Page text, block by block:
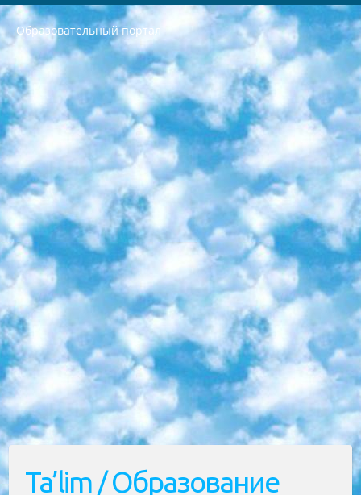
Образовательный портал
РЕСПУБЛИКА УЗБЕКИСТАН МИНИСТРЕРСТВО ДОШКОЛЬНОГО И ШКОЛЬНОГО ОБРАЗОВАНИЯ КОМАНДА в общеобразовательных учреждениях в 2023-2024 учебном году организация и проведение итоговой государственной аттестации обучающихся о Министра дошкольного и школьного образования Республики Узбекистан от 4 марта 2008 года (постановлением Минюста от 20 марта 2008 года № 1778 государственной регистрации) «Итоговое состояние учащихся общего среднего образования на основании положения об утверждении положения об аттестации общего среднего образования выпускной экзамен студентов в образовательных учреждениях в 2023-2024 учебном году В целях организации и прохождения аттестации приказываю: 1. Следующее: перечень предметов, по которым будет проводиться итоговая государственная аттестация и экзамен формы перевода согласно приложению 1; сертификаты международного образца, оценивающие уровень владения иностранными языками перечень согласно приложению 2; 2. Педагогический при специализированных образовательных учреждениях. научно-практический центр квалификации и международной оценки (Д.Давидова) 2024 г. До 25 марта: задания по предметам, по которым будет проводиться итоговая аттестация разработка и утверждение технических условий; итоговая аттестация на основании разработанного предметного задания разработка вопросов по предметам (устно и письменно), экзамен передача; общеобразовательные средние школы и специальные учебные заведения учащиеся выпускных классов школ и интернатов в агентской системе подготовка базы данных экзаменационных материалов и критериев оценки; перевод базы экзаменационных материалов на все языки обучения подать в Республиканский образовательный центр для изготовления; варианты экзаменов на основе разработанных контрольных материалов пусть будут поставлены задачи формирования. 3. Республиканский образовательный центр (Ш.Худайкулов) до 5 апреля 2024 года. до: база данных предоставленных экзаменационных материалов на все языки обучения перевод и экспертиза; для слепых, слабовидящих, глухих, слабослышащих и умственно отсталых детей учащиеся выпускных классов специализированных школ и школ-интернатов база данных экзаменационных материалов на всех преподаваемых языках подготовка критериев оценки; специализированные школы для умственно отсталых детей и технологии для учащихся выпускных классов школ-интернатов разработка соответствующих рекомендаций и критериев проведения ЕГЭ по естествознанию давать задания. 4. Педагогический при специализированных образовательных учреждениях. Научно-практический центр навыков и международной оценки (Д.Давидова), Республика образовательный центр (Худайкулов Ш.) итоговый государственный аттестационный экзамен ориентирован на творческое и логическое мышление при подготовке базы материалов учитывать введение заданий. 5. Следует отметить, что: сертификат государственного образца о знании общеобразовательного предмета и как минимум национальный уровень B1 по предметам на иностранных языках, указанным в Приложении 2. или международно признанный сертификат эквивалентного уровня студенты, изучающие определенный предмет, освобождаются от экзамена; по соответствующим предметам запланирована итоговая государственная аттестация за день до дня, путем жеребьевки Рабочей группой (в письменной форме по предметам, проводимым в форме) из числа сформированных вариантов выбрано 2 варианта; 2 выбранных варианта экзамена анонсированы на официальном сайте министерства и все выпускники по всей стране на основе этих вариантов проводит итоговую государственную аттестацию. 6. Государственное образование учащихся средних общеобразовательных учреждений. знания в соответствии с квалификационными требованиями, которые необходимо приобрести на основании стандартов итоговый (выпускной) контроль для 9 и 11 классов в целях тестирования Экзамены (далее – экзамены) состоят из предметов, перечисленных в приложении 1. будет сделано. 7. Экзамены пройдут с 26 мая по 15 июня 2024 г. (кроме науки физического воспитания). 8. Физическая для учащихся 9 классов общесредних образовательных учреждений. Экзамены по предмету «Образование, квалификация медицина» 1-6 мая 2024 года. сотрудники перевести под присмотр (с отклонениями в физическом или умственном развитии) специализированная школа для детей, школы-интернаты и со сколиозом школы-интернаты санаторного типа для больных детей исключены). 9. Он был слепым, слабовидящим и имел нарушения опорно-двигательного аппарата. экзамены в специализированных школах и интернатах для детей должны проводиться исходя из требований, предъявляемых к общеобразовательным учреждениям (физкультура кроме науки). 10. Специализированная школа для глухих и слабослышащих детей. и экзамены в интернатах и быть реализован в виде письменного теста по математике. 11. Специальность для умственно отсталых детей. Для 9 класса Родной язык и литературное письмо Государственный язык (язык обучения – узбекский). для неклассов) написано Математическое письмо Письменная/устная история Узбекистана Физическое воспитание практично Итоговый контроль Для 11 класса Написание родного языка и литературы (эссе) Математическое письмо Узбекский язык (обучение на узбекском языке) не посещающее общее среднее образование для учреждений)/Образовательное учреждение выбор письменный и устный Иностранный язык письменный/устный Письменная/устная история Узбекистана *По выбору студента:  Химия  Физика  Основы государственного права  География 10 бесплатных образовательных ресурсов - Мы составили подборку онлайн-проектов с интерактивными упражнениями, видеолекциями и статьями. Они помогут вам обрести новые и освежить старые знания бесплатно. 1. «ИНТУИТ» Старейшая образовательная площадка Рунета. Здесь вы найдёте сотни текстовых и видеокурсов на десятки различных тем — от программирования до психологии. Многие курсы подготовлены российскими университетами и крупными международными компаниями вроде Intel и Microsoft. Самостоятельное обучение бесплатное, но желающие могут оплатить услуги персональных наставников. 2. «Смартия» знакомит с актуальными профессиями и подсказывает, как им обучаться. Выбрав заинтересовавшую вас специальность — SMM-специалист, фотограф, веб-дизайнер или другую, — увидите список необходимых для неё умений. Чтобы вы могли освоить их самостоятельно, для каждого умения площадка отображает подборку ссылок на учебные материалы. Хотя «Смартия» ориентируется на русскоязычную аудиторию, часть контента всё же доступна только на английском. 3. «Лекторий Физтеха» Проект Московского физико-технического института (Физтеха). С его помощью вы можете смотреть онлайн серии лекций, записанные на видео в этом вузе. В числе доступных предметов — физика, биология, химия, информационные технологии и другие. К некоторым лекциям администрация ресурса прилагает готовые конспекты, которые можно скачивать в PDF-формате. 4. ITMOcourses Онлайн-площадка Санкт-Петербургского национального исследовательского университета информационных технологий, механики и оптики (ИТМО). Ресурс предоставляет свободный доступ к курсам, разработанным в этом вузе. Каталог материалов разбит на четыре категории: «Оптические системы и технологии», «Приборостроение и робототехника», «Информационные технологии» и «Биотехнологии». Курсы состоят из видеолекций, интерактивных демонстраций и заданий. 5. «КиберЛенинка» Электронная научная библиотека открытого доступа. Каталог площадки регулярно обрастает текстами статей из различных научных изданий. Сгруппированные по журналам и рубрикам публикации можно читать онлайн или скачивать целиком в PDF-формате. Проект нацелен на популяризацию науки за счёт открытого доступа к качественной информации. 6. «ПостНаука» На этом ресурсе публикуют подборки видеолекций, составленные экспертами из разных отраслей и объединённые общими темами. Среди них, к примеру, есть серии «Биоинформатика и геномика», «Культура средневековой Скандинавии» и Cinema Studies о теории кино. Каждая подборка лекций — логически связанная история, рассказанная экспертом от первого лица. Кроме того, на сайте появляются научно-образовательные статьи и тесты на разные темы. 7. «Newочём» Команда проекта «Newочём» отбирает самые интересные тексты из англоязычных СМИ и переводит те из них, за которые голосуют участники сообщества «ВКонтакте». По большей части это научно-популярные статьи. Редакторы придумывают лишь заголовки, в остальном содержание переводов соответствует оригиналам. Полные тексты можно читать прямо в социальной сети. 8. InternetUrok Онлайн-база материалов по основным дисциплинам школьной программы. Информация на сайте структурирована по классам, предметам и темам (урокам). Каждый урок состоит из видеолекций и конспектов. Есть также интерактивные тренажёры и тесты для закрепления пройденного материала. Даже если вы давно окончили школу, возможность повторить программу старших классов всегда может пригодиться. 9. Edutainme Ещё один ресурс об образовании. В отличие от Newtonew, как мне кажется, Edutainme больше ориентируется на представителей индустрии: педагогов, предпринимателей, разработчиков образовательных проектов. Но и любой, кто просто стремится к саморазвитию, найдёт на сайте много полезного и интересного для себя. Например, информацию о новых курсах и образовательных сервисах. 10. Newtonew Онлайн-медиа об образовании и обучении в широком смысле. Авторы Newtonew пишут об инструментах, заведениях, тактиках и стратегиях, которые помогают учить других и получать новые знания самостоятельно. На этой площадке вы найдёте новости, обзоры, аналитические мат
Ta’lim / Образование